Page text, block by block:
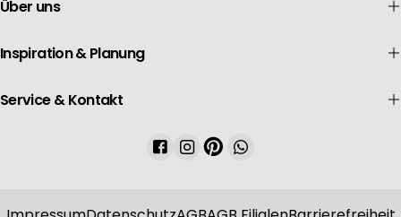
Über uns
Inspiration & Planung
Service & Kontakt
Facebook
Instagram
PinterestWhatsApp